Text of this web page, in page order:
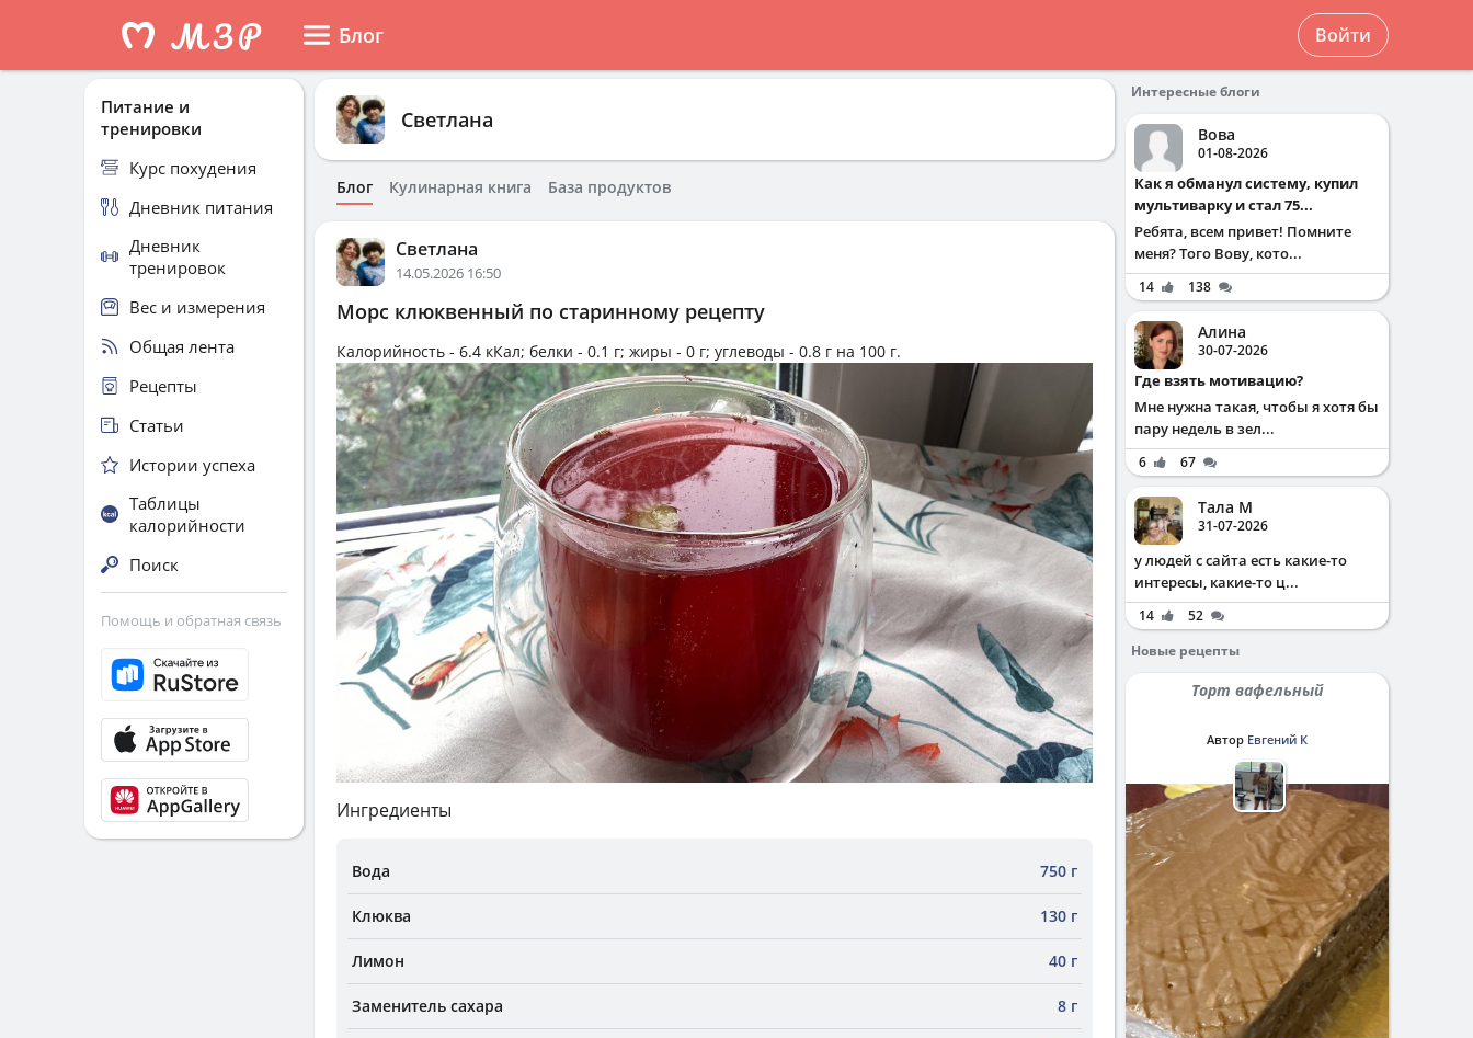
Блог Войти
Светлана
Блог Кулинарная книга База продуктов
Светлана
14.05.2026 16:50
Морс клюквенный по старинному рецепту
Калорийность - 6.4 кКал; белки - 0.1 г; жиры - 0 г; углеводы - 0.8 г на 100 г.
Ингредиенты
Вода 750 г
Клюква 130 г
Лимон 40 г
Заменитель сахара 8 г
Питание и
тренировки
Курс похудения
Дневник питания
Дневник
тренировок
Вес и измерения
Общая лента
Рецепты
Статьи
Истории успеха
Таблицы
калорийности
Поиск
Помощь и обратная связь
Интересные блоги
Вова
01-08-2026
Как я обманул систему, купил
мультиварку и стал 75...
Ребята, всем привет! Помните
меня? Того Вову, кото...
14 138
Алина
30-07-2026
Где взять мотивацию?
Мне нужна такая, чтобы я хотя бы
пару недель в зел...
6 67
Тала М
31-07-2026
у людей с сайта есть какие-то
интересы, какие-то ц...
14
52
Новые рецепты
Торт вафельный
Автор Евгений К